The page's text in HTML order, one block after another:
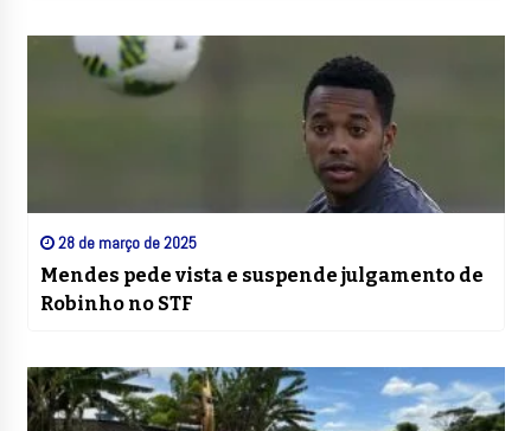
28 de março de 2025
Mendes pede vista e suspende julgamento de
Robinho no STF